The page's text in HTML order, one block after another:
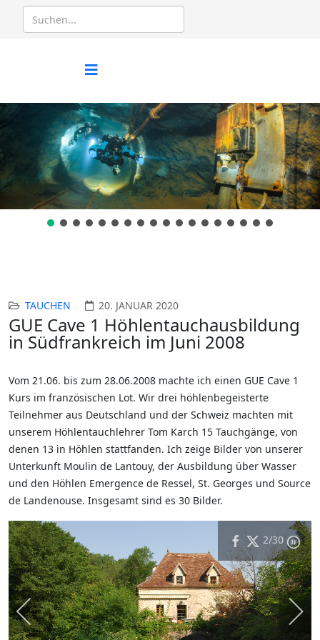
TAUCHEN 20. JANUAR 2020
GUE Cave 1 Höhlentauchausbildung
in Südfrankreich im Juni 2008
Vom 21.06. bis zum 28.06.2008 machte ich einen GUE Cave 1
Kurs im französischen Lot. Wir drei höhlenbegeisterte
Teilnehmer aus Deutschland und der Schweiz machten mit
unserem Höhlentauchlehrer Tom Karch 15 Tauchgänge, von
denen 13 in Höhlen stattfanden. Ich zeige Bilder von unserer
Unterkunft Moulin de Lantouy, der Ausbildung über Wasser
und den Höhlen Emergence de Ressel, St. Georges und Source
de Landenouse. Insgesamt sind es 30 Bilder.
2/30